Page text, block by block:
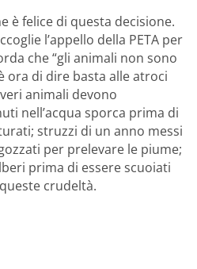
è felice di questa decisione.
l’appello della PETA per
che “gli animali non sono
ora di dire basta alle atroci
animali devono
nell’acqua sporca prima di
struzzi di un anno messi
per prelevare le piume;
prima di essere scuoiati
crudeltà.